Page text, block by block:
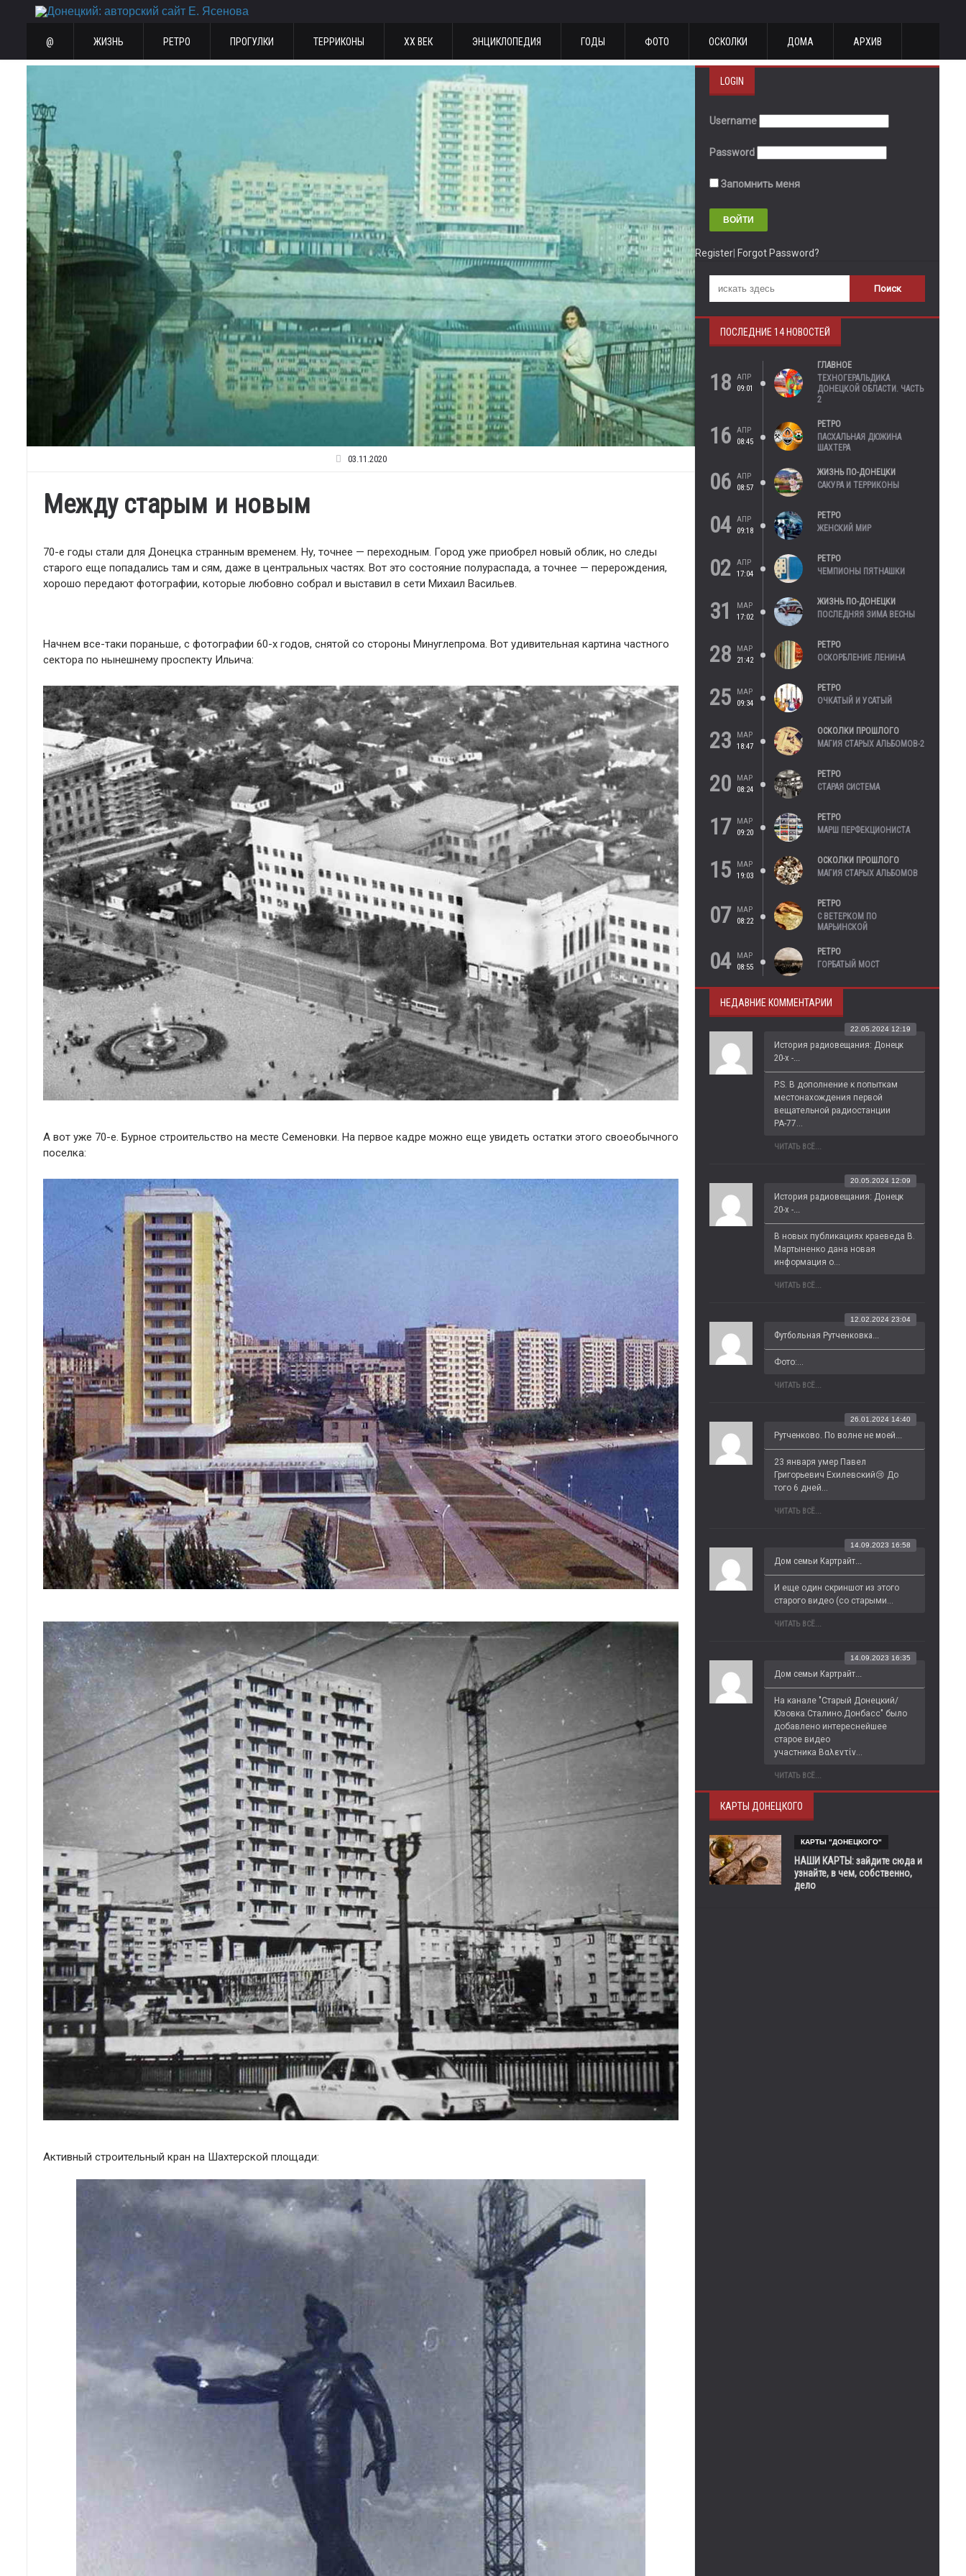
@ ЖИЗНЬ РЕТРО ПРОГУЛКИ ТЕРРИКОНЫ ХХ ВЕК ЭНЦИКЛОПЕДИЯ ГОДЫ ФОТО ОСКОЛКИ ДОМА АРХИВ
03.11.2020
Между старым и новым
70-е годы стали для Донецка странным временем. Ну, точнее — переходным. Город уже приобрел новый облик, но следы
старого еще попадались там и сям, даже в центральных частях. Вот это состояние полураспада, а точнее — перерождения,
хорошо передают фотографии, которые любовно собрал и выставил в сети Михаил Васильев.
Начнем все-таки пораньше, с фотографии 60-х годов, снятой со стороны Минуглепрома. Вот удивительная картина частного
сектора по нынешнему проспекту Ильича:
А вот уже 70-е. Бурное строительство на месте Семеновки. На первое кадре можно еще увидеть остатки этого своеобычного
поселка:
Активный строительный кран на Шахтерской площади:
LOGIN
Username
Password
Запомнить меня
Register Forgot Password?
ПОСЛЕДНИЕ 14 НОВОСТЕЙ
18
АПР
09:01
ГЛАВНОЕ
ТЕХНОГЕРАЛЬДИКА
ДОНЕЦКОЙ ОБЛАСТИ. ЧАСТЬ
2
16
АПР
08:45
РЕТРО
ПАСХАЛЬНАЯ ДЮЖИНА
ШАХТЕРА
06
АПР
08:57
ЖИЗНЬ ПО-ДОНЕЦКИ
САКУРА И ТЕРРИКОНЫ
04
АПР
09:18
РЕТРО
ЖЕНСКИЙ МИР
02
АПР
17:04
РЕТРО
ЧЕМПИОНЫ ПЯТНАШКИ
31
МАР
17:02
ЖИЗНЬ ПО-ДОНЕЦКИ
ПОСЛЕДНЯЯ ЗИМА ВЕСНЫ
28
МАР
21:42
РЕТРО
ОСКОРБЛЕНИЕ ЛЕНИНА
25
МАР
09:34
РЕТРО
ОЧКАТЫЙ И УСАТЫЙ
23
МАР
18:47
ОСКОЛКИ ПРОШЛОГО
МАГИЯ СТАРЫХ АЛЬБОМОВ-2
20
МАР
08:24
РЕТРО
СТАРАЯ СИСТЕМА
17
МАР
09:20
РЕТРО
МАРШ ПЕРФЕКЦИОНИСТА
15
МАР
19:03
ОСКОЛКИ ПРОШЛОГО
МАГИЯ СТАРЫХ АЛЬБОМОВ
07
МАР
08:22
РЕТРО
С ВЕТЕРКОМ ПО
МАРЬИНСКОЙ
04
МАР
08:55
РЕТРО
ГОРБАТЫЙ МОСТ
НЕДАВНИЕ КОММЕНТАРИИ
История радиовещания: Донецк
20-х -...
22.05.2024 12:19
P.S. В дополнение к попыткам
местонахождения первой
вещательной радиостанции
РА-77...
ЧИТАТЬ ВСЁ...
История радиовещания: Донецк
20-х -...
20.05.2024 12:09
В новых публикациях краеведа В.
Мартыненко дана новая
информация о...
ЧИТАТЬ ВСЁ...
Футбольная Рутченковка...
12.02.2024 23:04
Фото:...
ЧИТАТЬ ВСЁ...
Рутченково. По волне не моей...
26.01.2024 14:40
23 января умер Павел
Григорьевич Ехилевский😢 До
того 6 дней...
ЧИТАТЬ ВСЁ...
Дом семьи Картрайт...
14.09.2023 16:58
И еще один скриншот из этого
старого видео (со старыми...
ЧИТАТЬ ВСЁ...
Дом семьи Картрайт...
14.09.2023 16:35
На канале "Старый Донецкий/
Юзовка.Сталино.Донбасс" было
добавлено интереснейшее
старое видео
участника Βαλεντίν...
ЧИТАТЬ ВСЁ...
КАРТЫ ДОНЕЦКОГО
КАРТЫ "ДОНЕЦКОГО"
НАШИ КАРТЫ: зайдите сюда и
узнайте, в чем, собственно,
дело